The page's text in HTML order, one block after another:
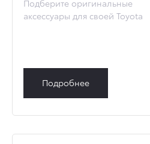
Подберите оригинальные
аксессуары для своей Toyota
Подробнее